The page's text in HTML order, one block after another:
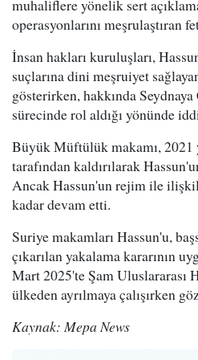
muhaliflere yönelik sert
operasyonlarını meşrulaştıran
İnsan hakları kuruluşları,
suçlarına dini meşruiyet
gösterirken, hakkında
sürecinde rol aldığı yönünde
Büyük Müftülük makamı, 2021
tarafından kaldırılarak
Ancak Hassun'un rejim ile
kadar devam etti.
Suriye makamları Hassun'u,
çıkarılan yakalama kararının
Mart 2025'te Şam Uluslararası
ülkeden ayrılmaya çalışırken
Kaynak: Mepa News